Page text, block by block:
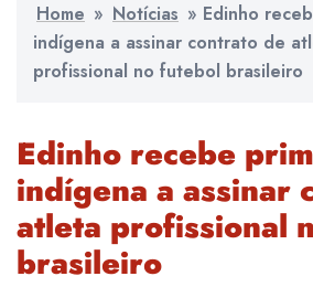
Home » Notícias » Edinho
indígena a assinar contrato de
profissional no futebol brasileiro
Edinho recebe
indígena a assinar
atleta profissional
brasileiro